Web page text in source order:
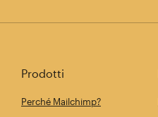
Prodotti
Perché Mailchimp?